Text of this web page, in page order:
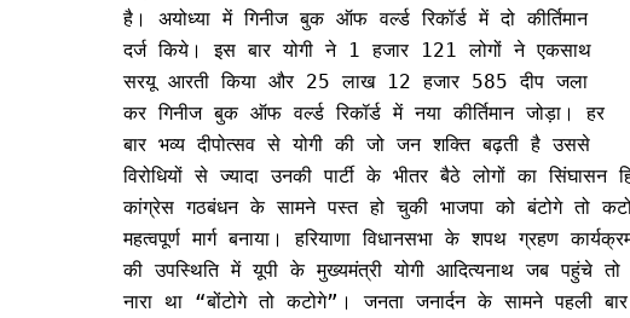
है। अयोध्या में गिनीज बुक ऑफ वर्ल्ड रिकॉर्ड में दो कीर्तिमान
दर्ज किये। इस बार योगी ने 1 हजार 121 लोगों ने एकसाथ
सरयू आरती किया और 25 लाख 12 हजार 585 दीप जला
कर गिनीज बुक ऑफ वर्ल्ड रिकॉर्ड में नया कीर्तिमान जोड़ा। हर
बार भव्य दीपोत्सव से योगी की जो जन शक्ति बढ़ती है उससे
विरोधियों से ज्यादा उनकी पार्टी के भीतर बैठे लोगों का
कांग्रेस गठबंधन के सामने पस्त हो चुकी भाजपा को बंटोगे तो
महत्वपूर्ण मार्ग बनाया। हरियाणा विधानसभा के शपथ ग्रहण
की उपस्थिति में यूपी के मुख्यमंत्री योगी आदित्यनाथ जब पहुंचे
नारा था “बोंटोगे तो कटोगे”। जनता जनार्दन के सामने पहली